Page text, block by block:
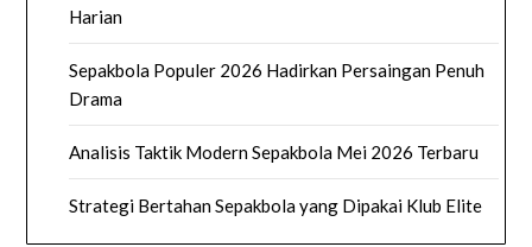
Harian
Sepakbola Populer 2026 Hadirkan Persaingan Penuh
Drama
Analisis Taktik Modern Sepakbola Mei 2026 Terbaru
Strategi Bertahan Sepakbola yang Dipakai Klub Elite